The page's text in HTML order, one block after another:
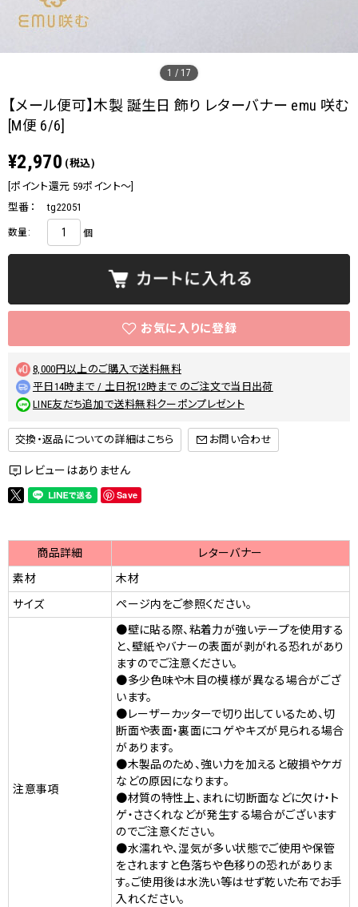
1 / 17
【メール便可】木製 誕生日 飾り レターバナー emu 咲む
[M便 6/6]
¥2,970 (税込)
[ポイント還元 59ポイント～]
型番：
tg22051
数量: 個
8,000円以上のご購入で送料無料
平日14時まで / 土日祝12時まで のご注文で当日出荷
LINE友だち追加で送料無料クーポンプレゼント
交換・返品についての詳細はこちら
レビューはありません
Save
商品詳細
レターバナー
素材
木材
サイズ
ページ内をご参照ください。
注意事項
●壁に貼る際、粘着力が強いテープを使用する
と、壁紙やバナーの表面が剥がれる恐れがあり
ますのでご注意ください。
●多少色味や木目の模様が異なる場合がござ
います。
●レーザーカッターで切り出しているため、切
断面や表面・裏面にコゲやキズが見られる場合
があります。
●木製品のため、強い力を加えると破損やケガ
などの原因になります。
●材質の特性上、まれに切断面などに欠け・ト
ゲ・ささくれなどが発生する場合がございます
のでご注意ください。
●水濡れや、湿気が多い状態でご使用や保管
をされますと色落ちや色移りの恐れがありま
す。ご使用後は水洗い等はせず乾いた布でお手
入れください。